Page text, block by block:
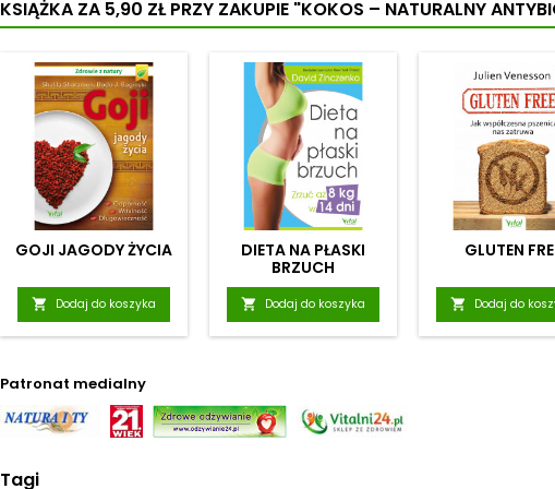
utrzymuje prawidłowy
każdym...
dopasowuje się do
zawiera niklu,...
KSIĄŻKA ZA 5,90 ZŁPRZY ZAKUPIE "KOKOS – NATURALNY
GOJI JAGODY ŻYCIA
 Dodaj do koszyka
DIETA NA PŁASKI
BRZUCH
 Dodaj do koszyka
GLUTEN
 Dodaj do
Patronat medialny
Tagi